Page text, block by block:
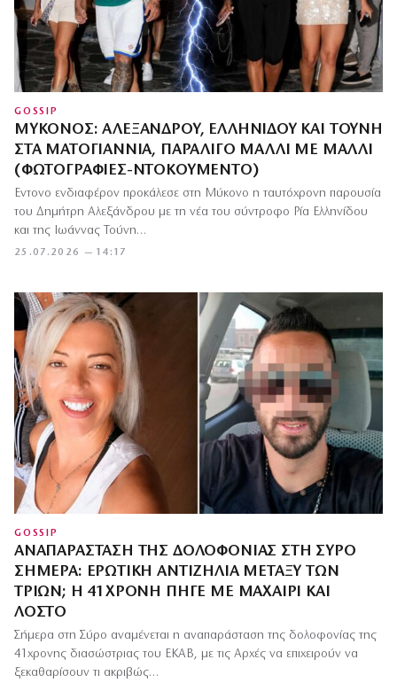
GOSSIP
ΜΎΚΟΝΟΣ: ΑΛΕΞΆΝΔΡΟΥ, ΕΛΛΗΝΊΔΟΥ ΚΑΙ ΤΟΎΝΗ
ΣΤΑ ΜΑΤΟΓΙΆΝΝΙΑ, ΠΑΡΑΛΊΓΟ ΜΑΛΛΊ ΜΕ ΜΑΛΛΊ
(ΦΩΤΟΓΡΑΦΊΕΣ-ΝΤΟΚΟΥΜΈΝΤΟ)
25.07.2026 — 14:17
Έντονο ενδιαφέρον προκάλεσε στη Μύκονο η ταυτόχρονη παρουσία
του Δημήτρη Αλεξάνδρου με τη νέα του σύντροφο Ρία Ελληνίδου
και της Ιωάννας Τούνη…
GOSSIP
ΑΝΑΠΑΡΆΣΤΑΣΗ ΤΗΣ ΔΟΛΟΦΟΝΊΑΣ ΣΤΗ ΣΎΡΟ
ΣΉΜΕΡΑ: ΕΡΩΤΙΚΉ ΑΝΤΙΖΗΛΊΑ ΜΕΤΑΞΎ ΤΩΝ
ΤΡΙΏΝ; Η 41ΧΡΟΝΗ ΠΉΓΕ ΜΕ ΜΑΧΑΊΡΙ ΚΑΙ
ΛΟΣΤΌ
Σήμερα στη Σύρο αναμένεται η αναπαράσταση της δολοφονίας της
41χρονης διασώστριας του ΕΚΑΒ, με τις Αρχές να επιχειρούν να
ξεκαθαρίσουν τι ακριβώς…